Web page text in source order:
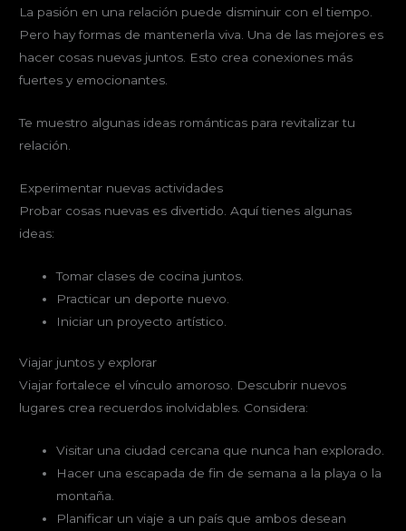
La pasión en una relación puede disminuir con el tiempo.
Pero hay formas de mantenerla viva. Una de las mejores es
hacer cosas nuevas juntos. Esto crea conexiones más
fuertes y emocionantes.
Te muestro algunas ideas románticas para revitalizar tu
relación.
Experimentar nuevas actividades
Probar cosas nuevas es divertido. Aquí tienes algunas
ideas:
Tomar clases de cocina juntos.
Practicar un deporte nuevo.
Iniciar un proyecto artístico.
Viajar juntos y explorar
Viajar fortalece el vínculo amoroso. Descubrir nuevos
lugares crea recuerdos inolvidables. Considera:
Visitar una ciudad cercana que nunca han explorado.
Hacer una escapada de fin de semana a la playa o la
montaña.
Planificar un viaje a un país que ambos desean